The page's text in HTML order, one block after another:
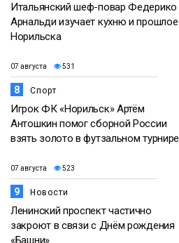
Итальянский шеф-повар Федерико
Арнальди изучает кухню и прошлое
Норильска
07 августа 531
8 Спорт
Игрок ФК «Норильск» Артём
Антошкин помог сборной России
взять золото в футзальном турнире
07 августа 523
9 Новости
Ленинский проспект частично
закроют в связи с Днём рождения
«Башни»